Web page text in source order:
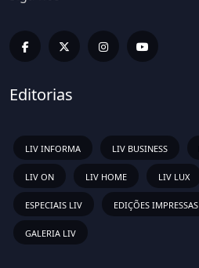
Editorias
LIV INFORMA LIV BUSINESS
LIV ON LIV HOME LIV LUX
ESPECIAIS LIV EDIÇÕES IMPRESSAS
GALERIA LIV